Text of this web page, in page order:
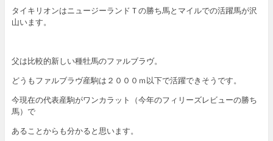
タイキリオンはニュージーランドＴの勝ち馬とマイルでの活躍馬が沢
山います。
父は比較的新しい種牡馬のファルブラヴ。
どうもファルブラヴ産駒は２０００ｍ以下で活躍できそうです。
今現在の代表産駒がワンカラット（今年のフィリーズレビューの勝ち
馬）で
あることからも分かると思います。